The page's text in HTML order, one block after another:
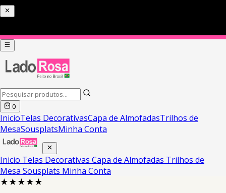
0
InicioTelas DecorativasCapa de AlmofadasTrilhos de
MesaSousplatsMinha Conta
Inicio Telas Decorativas Capa de Almofadas Trilhos de
Mesa Sousplats Minha Conta
★★★★★